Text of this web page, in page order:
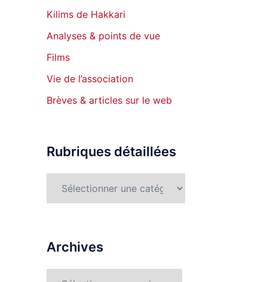
Kilims de Hakkari
Analyses & points de vue
Films
Vie de l’association
Brèves & articles sur le web
Rubriques détaillées
Archives